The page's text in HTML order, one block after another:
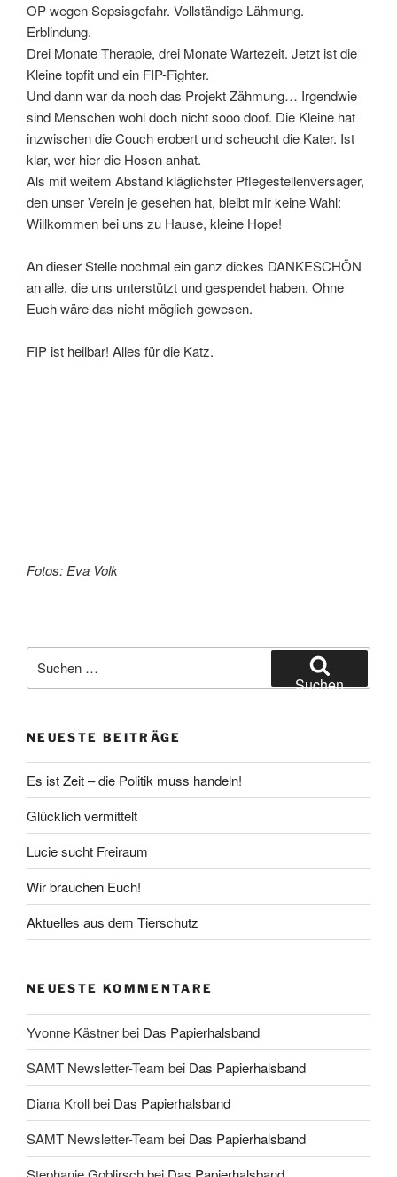
OP wegen Sepsisgefahr. Vollständige Lähmung.
Erblindung.
Drei Monate Therapie, drei Monate Wartezeit. Jetzt ist die
Kleine topfit und ein FIP-Fighter.
Und dann war da noch das Projekt Zähmung… Irgendwie
sind Menschen wohl doch nicht sooo doof. Die Kleine hat
inzwischen die Couch erobert und scheucht die Kater. Ist
klar, wer hier die Hosen anhat.
Als mit weitem Abstand kläglichster Pflegestellenversager,
den unser Verein je gesehen hat, bleibt mir keine Wahl:
Willkommen bei uns zu Hause, kleine Hope!
An dieser Stelle nochmal ein ganz dickes DANKESCHÖN
an alle, die uns unterstützt und gespendet haben. Ohne
Euch wäre das nicht möglich gewesen.
FIP ist heilbar! Alles für die Katz.
Fotos: Eva Volk
nach:
Suchen
NEUESTE BEITRÄGE
Es ist Zeit – die Politik muss handeln!
Glücklich vermittelt
Lucie sucht Freiraum
Wir brauchen Euch!
Aktuelles aus dem Tierschutz
NEUESTE KOMMENTARE
Yvonne Kästnerbei Das Papierhalsband
SAMT Newsletter-Team bei Das Papierhalsband
Diana Krollbei Das Papierhalsband
SAMT Newsletter-Team bei Das Papierhalsband